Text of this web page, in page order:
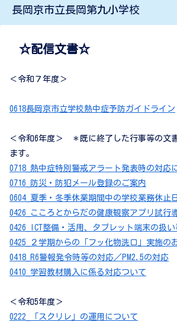
長岡京市立長岡第九小学校
☆配信文書☆
＜令和７年度＞
0618長岡京市立学校熱中症予防ガイドライン
＜令和6年度＞ ＊既に終了した行事等の文
ます。
0718_熱中症特別警戒アラート発表時の対応
0716_防災・防犯メール登録のご案内
0604_夏季・冬季休業期間中の学校業務休止
0426_こころとからだの健康観察アプリ試行
0426_ICT整備・活用、タブレット端末の扱
0425_２学期からの「フッ化物洗口」実施の
0418_R6警報発令時等の対応／PM2.5の対応
0410_学習教材購入に係る対応ついて
＜令和5年度＞
0222_「スクリレ」の運用について